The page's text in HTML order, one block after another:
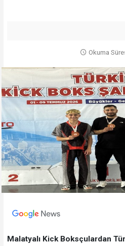
Okuma
Malatyalı Kick Boksçulardan